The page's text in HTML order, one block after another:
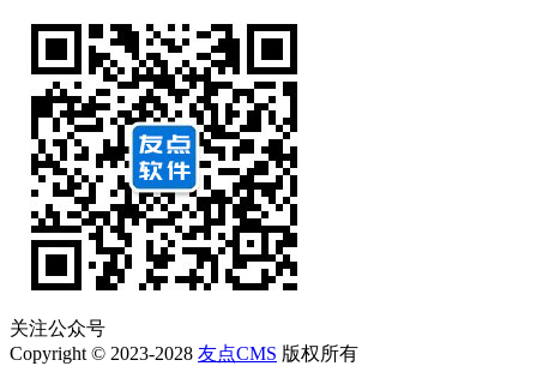
关注公众号
Copyright © 2023-2028 友点CMS 版权所有